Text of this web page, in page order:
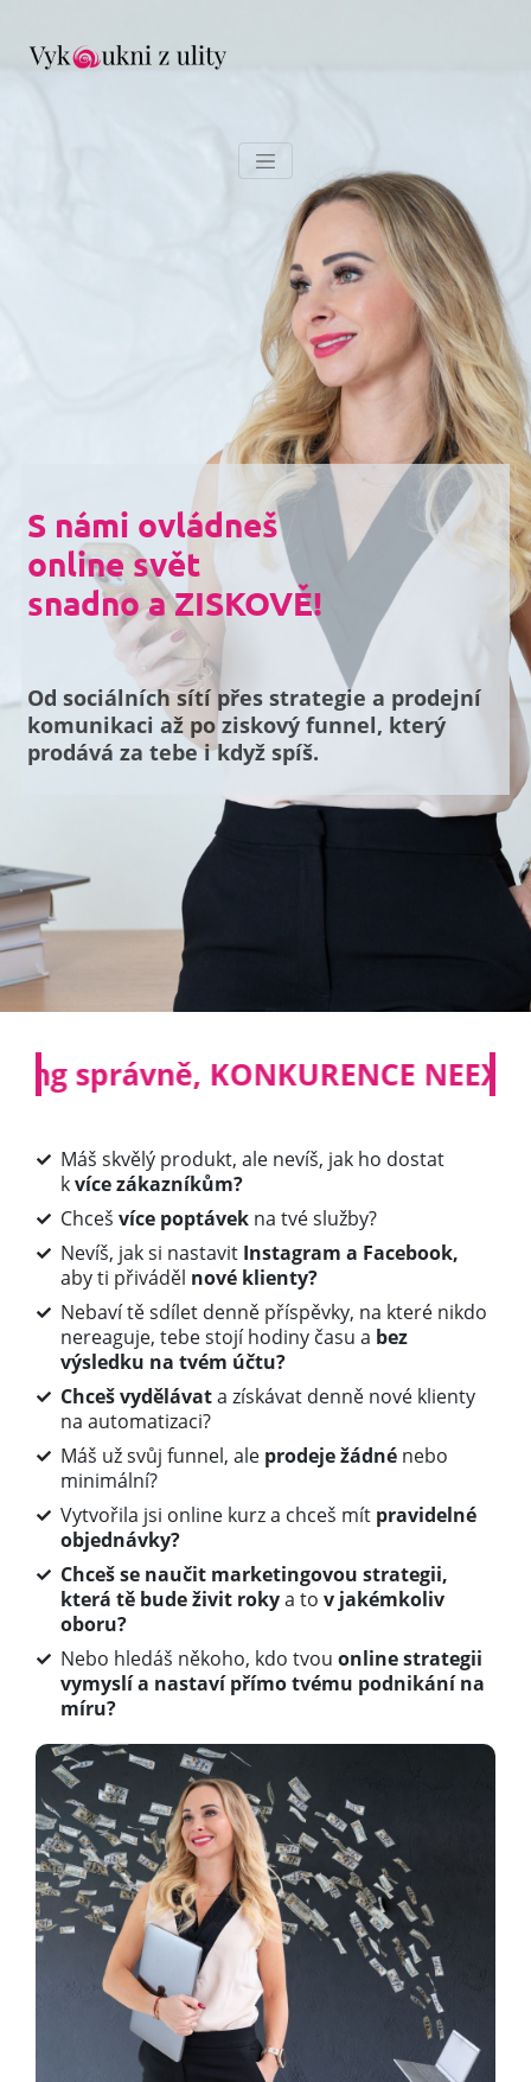
S námi ovládneš
online svět
snadno a ZISKOVĚ!
Od sociálních sítí přes strategie a prodejní
komunikaci až po ziskový funnel, který
prodává za tebe i když spíš.
Pokud děláš marketing
Máš skvělý produkt, ale nevíš, jak ho dostat
kvíce zákazníkům?
Chcešvíce poptávek na tvé služby?
Nevíš, jak si nastavit Instagram a Facebook,
aby ti přiváděl nové klienty?
Nebaví tě sdílet denně příspěvky, na které nikdo
nereaguje, tebe stojí hodiny času a bez
výsledku na tvém účtu?
Chceš vydělávata získávat denně nové klienty
na automatizaci?
Máš už svůj funnel, ale prodeje žádné nebo
minimální?
Vytvořila jsi online kurz a chceš mít pravidelné
objednávky?
Chceš se naučit marketingovou strategii,
která tě bude živit roky a to v jakémkoliv
oboru?
Nebo hledáš někoho, kdo tvou online strategii
vymyslí a nastaví přímo tvému podnikání na
míru?